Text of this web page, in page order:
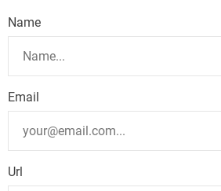
Name
Email
Url